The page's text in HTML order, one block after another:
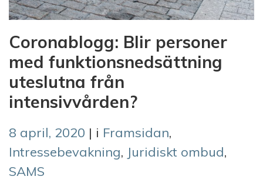
Coronablogg: Blir personer
med funktionsnedsättning
uteslutna från
intensivvården?
8 april, 2020 | i Framsidan,
Intressebevakning, Juridiskt ombud,
SAMS